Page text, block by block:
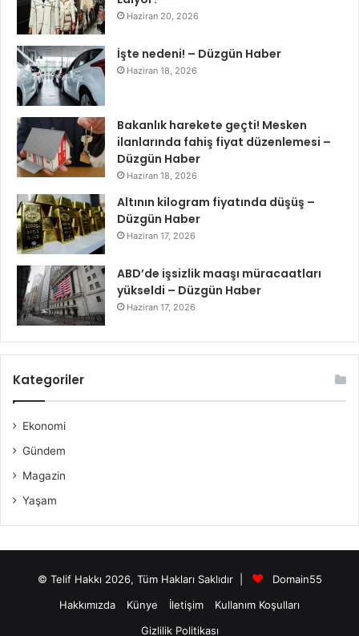
Haziran 20, 2026
İşte nedeni! – Düzgün Haber
Haziran 18, 2026
Bakanlık harekete geçti! Mesken
ilanlarında fahiş fiyat düzenlemesi –
Düzgün Haber
Haziran 18, 2026
Altının kilogram fiyatında düşüş –
Düzgün Haber
Haziran 17, 2026
ABD’de işsizlik maaşı müracaatları
yükseldi – Düzgün Haber
Haziran 17, 2026
Kategoriler
Ekonomi
Gündem
Magazin
Yaşam
© Telif Hakkı 2026, Tüm Hakları Saklıdır |
Domain55
Hakkımızda
Künye İletişim
Kullanım Koşulları
Gizlilik Politikası